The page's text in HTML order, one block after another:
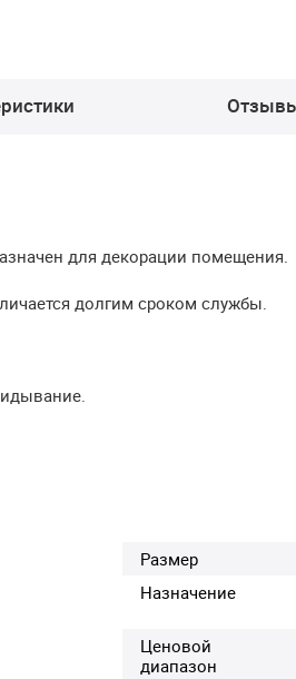
для декорации помещения.
долгим сроком службы.
Размер
Назначение
Ценовой
диапазон